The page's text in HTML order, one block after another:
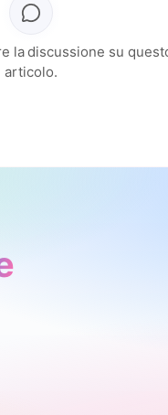
la discussione su
articolo.